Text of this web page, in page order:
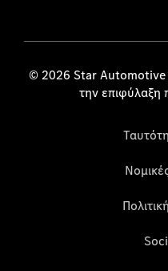
© 2026 Star
την επιφύλαξη